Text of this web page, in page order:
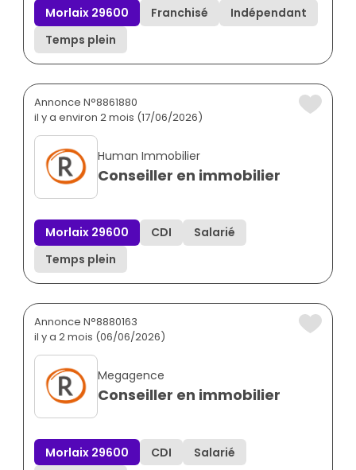
Morlaix 29600 Franchisé
Indépendant
Temps plein
Annonce N°8861880
il y a environ 2 mois (17/06/2026)
Human Immobilier
Conseiller en immobilier
Morlaix 29600 CDI
Salarié
Temps plein
Annonce N°8880163
il y a 2 mois (06/06/2026)
Megagence
Conseiller en immobilier
Morlaix 29600 CDI
Salarié